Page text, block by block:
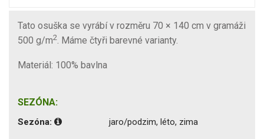
Tato osuška se vyrábí v rozměru 70 × 140 cm v gramáži
500 g/m2. Máme čtyři barevné varianty.
Materiál: 100% bavlna
SEZÓNA:
Sezóna: jaro/podzim, léto, zima